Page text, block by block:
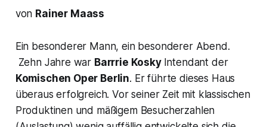
von Rainer Maass
Ein besonderer Mann, ein besonderer Abend.
Zehn Jahre war Barrrie Kosky Intendant der
Komischen Oper Berlin. Er führte dieses Haus
überaus erfolgreich. Vor seiner Zeit mit klassischen
Produktinen und mäßigem Besucherzahlen